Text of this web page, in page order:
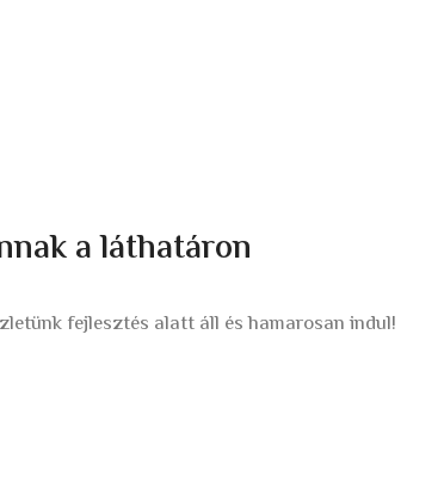
a láthatáron
fejlesztés alatt áll és hamarosan indul!